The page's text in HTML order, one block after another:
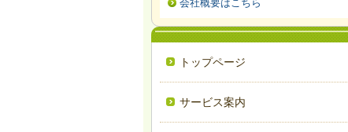
会社概要はこちら
トップページ
サービス案内